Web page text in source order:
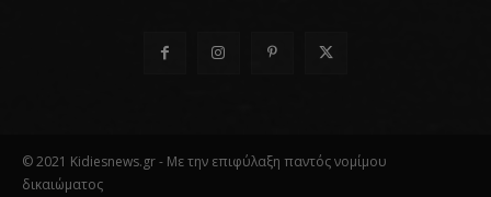
© 2021 Kidiesnews.gr - Με την επιφύλαξη παντός νομίμου
δικαιώματος